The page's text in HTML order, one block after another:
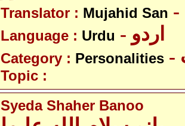
Translator : Mujahid San
Language : Urdu - اردو
Category : Personalities
Topic :
Syeda Shaher Banoo